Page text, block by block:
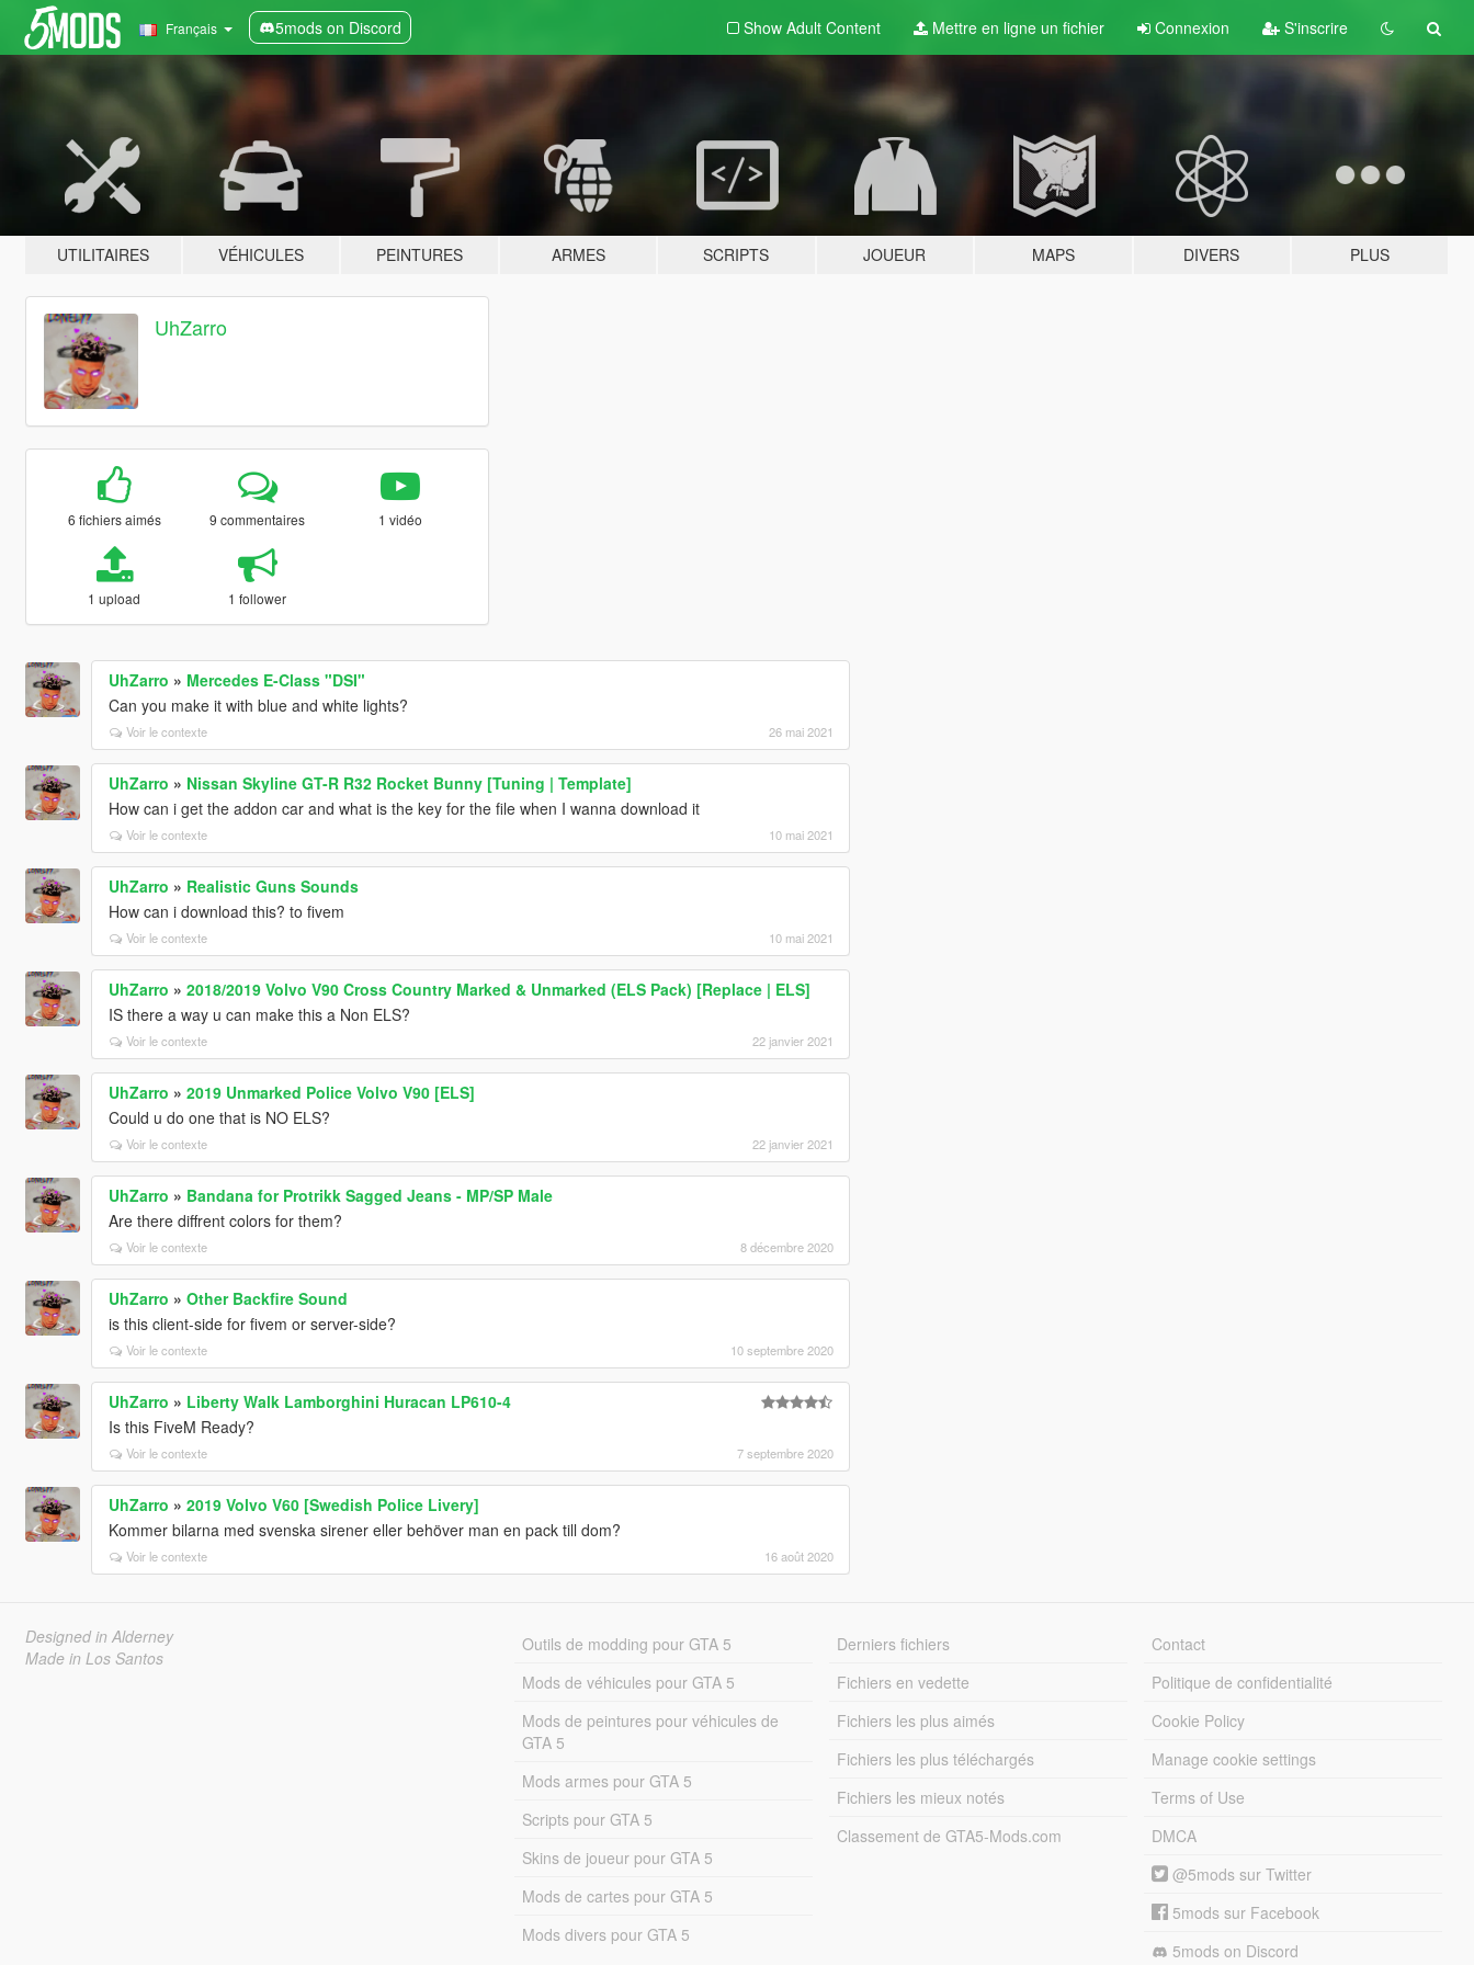
Français 5mods on Discord Show Adult Content Mettre en ligne un fichier Connexion S'inscrire
UTILITAIRES VÉHICULES PEINTURES ARMES SCRIPTS JOUEUR MAPS DIVERS PLUS
UhZarro
6 fichiers aimés 9 commentaires 1 vidéo
1 upload 1 follower
UhZarro » Mercedes E-Class "DSI"
Can you make it with blue and white lights?
Voir le contexte 26 mai 2021
UhZarro » Nissan Skyline GT-R R32 Rocket Bunny [Tuning | Template]
How can i get the addon car and what is the key for the file when I wanna download it
Voir le contexte 10 mai 2021
UhZarro » Realistic Guns Sounds
How can i download this? to fivem
Voir le contexte 10 mai 2021
UhZarro » 2018/2019 Volvo V90 Cross Country Marked & Unmarked (ELS Pack) [Replace | ELS]
IS there a way u can make this a Non ELS?
Voir le contexte 22 janvier 2021
UhZarro » 2019 Unmarked Police Volvo V90 [ELS]
Could u do one that is NO ELS?
Voir le contexte 22 janvier 2021
UhZarro » Bandana for Protrikk Sagged Jeans - MP/SP Male
Are there diffrent colors for them?
Voir le contexte 8 décembre 2020
UhZarro » Other Backfire Sound
is this client-side for fivem or server-side?
Voir le contexte 10 septembre 2020
UhZarro » Liberty Walk Lamborghini Huracan LP610-4
Is this FiveM Ready?
Voir le contexte 7 septembre 2020
UhZarro » 2019 Volvo V60 [Swedish Police Livery]
Kommer bilarna med svenska sirener eller behöver man en pack till dom?
Voir le contexte 16 août 2020
Designed in Alderney
Made in Los Santos
Outils de modding pour GTA 5
Mods de véhicules pour GTA 5
Mods de peintures pour véhicules de
GTA 5
Mods armes pour GTA 5
Scripts pour GTA 5
Skins de joueur pour GTA 5
Mods de cartes pour GTA 5
Mods divers pour GTA 5
Derniers fichiers
Fichiers en vedette
Fichiers les plus aimés
Fichiers les plus téléchargés
Fichiers les mieux notés
Classement de GTA5-Mods.com
Contact
Politique de confidentialité
Cookie Policy
Manage cookie settings
Terms of Use
DMCA
@5mods sur Twitter
5mods sur Facebook
5mods on Discord